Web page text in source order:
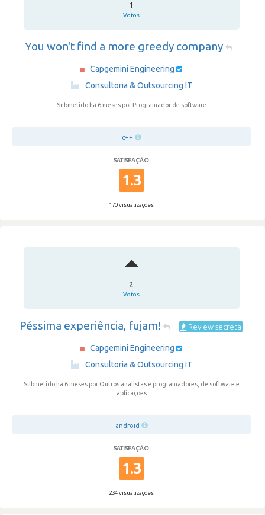
1
Votos
You won't find a more greedy company
Capgemini Engineering
·
Consultoria & Outsourcing IT
Submetido há 6 meses por Programador de software
c++
SATISFAÇÃO
1.3
170 visualizações
2
Votos
Péssima experiência, fujam! Review secreta
Capgemini Engineering
·
Consultoria & Outsourcing IT
Submetido há 6 meses por Outros analistas e programadores, de software e
aplicações
android
SATISFAÇÃO
1.3
234 visualizações